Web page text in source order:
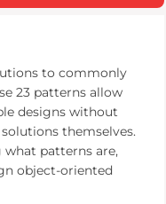
to commonly
23 patterns allow
designs without
themselves.
what patterns are,
object-oriented